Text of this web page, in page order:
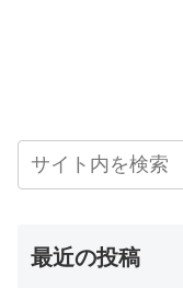
最近の投稿